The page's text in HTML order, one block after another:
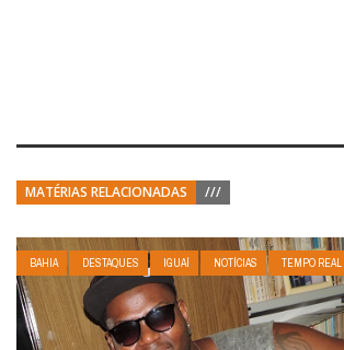
MATÉRIAS RELACIONADAS ///
BAHIA DESTAQUES IGUAÍ NOTÍCIAS TEMPO REAL